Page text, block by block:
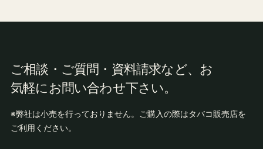
ご相談・ご質問・資料請求など、お
気軽にお問い合わせ下さい。
※弊社は小売を行っておりません。ご購入の際はタバコ販売店を
ご利用ください。